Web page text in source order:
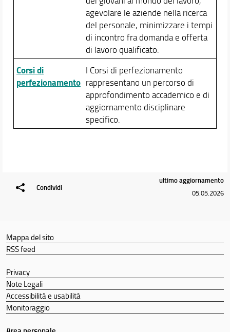
agevolare le aziende nella ricerca
del personale, minimizzare i tempi
di incontro fra domanda e offerta
di lavoro qualificato.
Corsi di
perfezionamento
I Corsi di perfezionamento
rappresentano un percorso di
approfondimento accademico e di
aggiornamento disciplinare
specifico.
Condividi
ultimo aggiornamento
05.05.2026
Mappa del sito
RSS feed
Privacy
Note Legali
Accessibilità e usabilità
Monitoraggio